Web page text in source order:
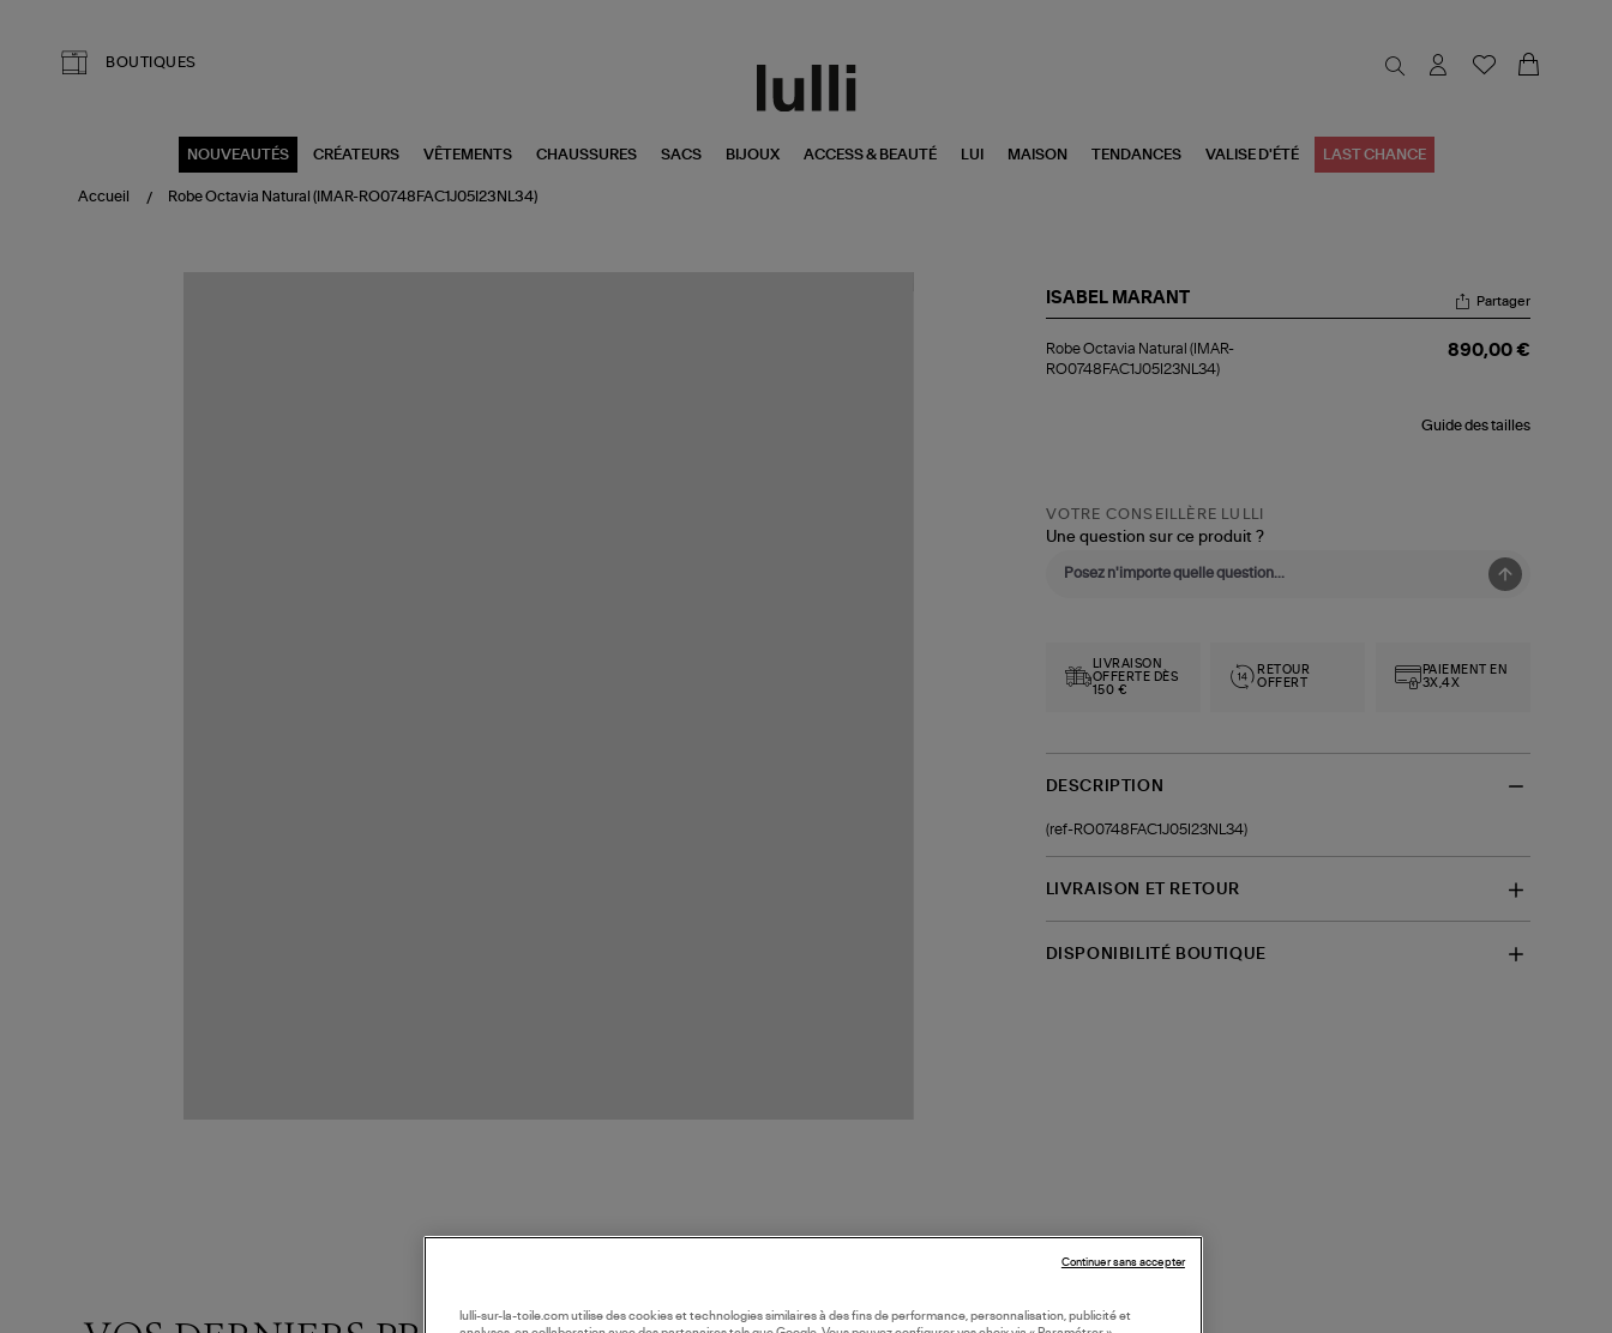
BOUTIQUES
NOUVEAUTÉS CRÉATEURS VÊTEMENTS CHAUSSURES SACS BIJOUX ACCESS & BEAUTÉ LUI MAISON TENDANCES VALISE D'ÉTÉ LAST CHANCE
Accueil Robe Octavia Natural (IMAR-RO0748FAC1J05I23NL34)
ISABEL MARANT
Octavia
Natural
Partager
Robe Octavia Natural (IMAR-
RO0748FAC1J05I23NL34)
890,00 €
Guide des tailles
VOTRE CONSEILLÈRE LULLI
Une question sur ce produit ?
LIVRAISON
OFFERTE DÈS
150 €
RETOUR
OFFERT
PAIEMENT EN
3X,4X
DESCRIPTION
(ref-RO0748FAC1J05I23NL34)
LIVRAISON ET RETOUR
DISPONIBILITÉ BOUTIQUE
lulli-sur-la-toile.com utilise des cookies et technologies similaires à des fins de performance, personnalisation, publicité et
Continuer sans accepter